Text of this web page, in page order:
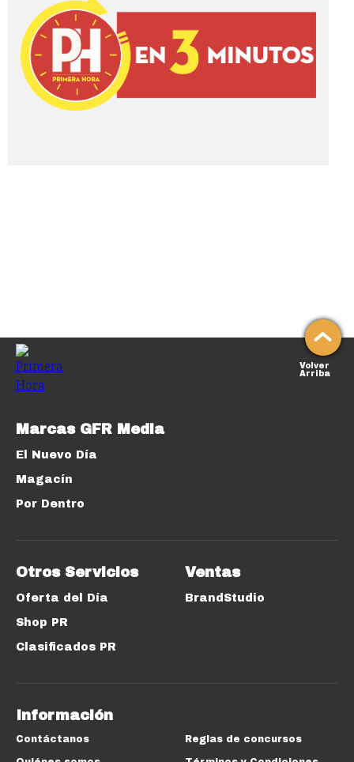
Volver
Arriba
Marcas GFR Media
El Nuevo Día
Magacín
Por Dentro
Otros Servicios
Oferta del Día
Shop PR
Clasificados PR
Ventas
BrandStudio
Información
Contáctanos Reglas de concursos